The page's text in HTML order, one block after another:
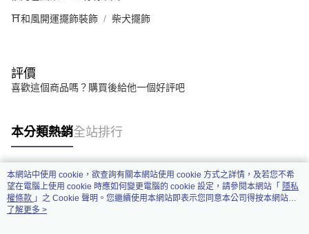
⛩️和風開運擺飾裝飾 柴犬擺飾
評價
喜歡這個商品嗎？購買後給他一個好評吧
本分類熱銷全站排行
熱門標籤
本網站中使用 cookie，欲查詢有關本網站使用 cookie 方式之詳情，及若您不希
望在電腦上使用 cookie 時應如何變更電腦的 cookie 設定，請參閱本網站「 隱私
權條款 」之 Cookie 聲明。您繼續使用本網站即表示您同意本公司得按本網站使
用條款之 Cookie 聲明使用 cookie。
了解更多 >